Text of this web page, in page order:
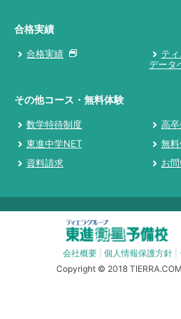
合格実績
合格実績
テ
データ
その他コース・無料体験
数学特待制度
高
東進中学NET
無
資料請求
お
会社概要 個人情報保護方針
Copyright © 2018